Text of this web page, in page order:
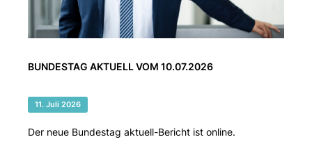
BUNDESTAG AKTUELL VOM 10.07.2026
11. Juli 2026
Der neue Bundestag aktuell-Bericht ist online.